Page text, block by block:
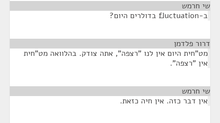
שי חרמש
ב-fluctuation בדולרים היום?
דרור פלדמן
מט"חית היום אין לנו "רצפה", אתה צודק. בהלוואה מט"חית
אין "רצפה".
שי חרמש
אין דבר כזה. אין חיה כזאת.